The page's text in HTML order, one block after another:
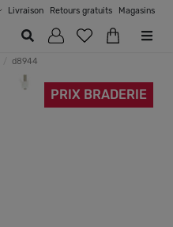
Livraison Retours gratuits Magasins
d8944
PRIX BRADERIE